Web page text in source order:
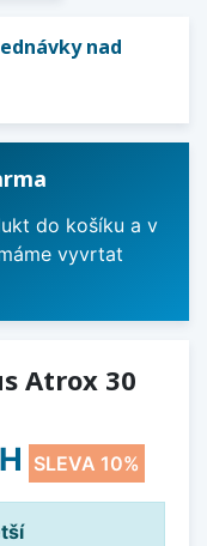
nad
do košíku a v
vyvrtat
Atrox 30
SLEVA 10%